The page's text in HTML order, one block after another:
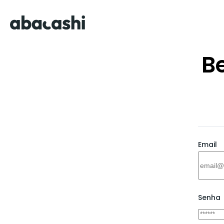
Email
Senha